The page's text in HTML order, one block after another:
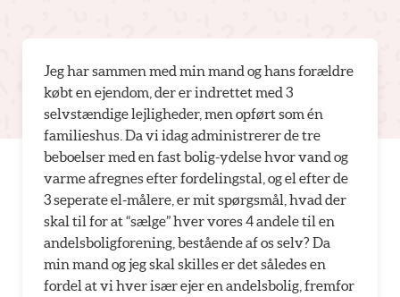
Jeg har sammen med min mand og hans forældre
købt en ejendom, der er indrettet med 3
selvstændige lejligheder, men opført som én
familieshus. Da vi idag administrerer de tre
beboelser med en fast bolig-ydelse hvor vand og
varme afregnes efter fordelingstal, og el efter de
3 seperate el-målere, er mit spørgsmål, hvad der
skal til for at “sælge” hver vores 4 andele til en
andelsboligforening, bestående af os selv? Da
min mand og jeg skal skilles er det således en
fordel at vi hver især ejer en andelsbolig, fremfor